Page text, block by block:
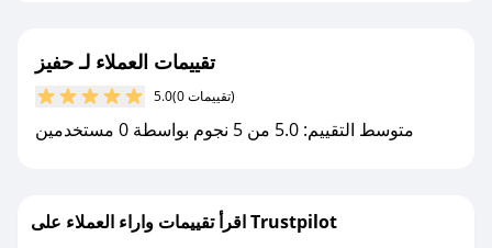
مع صحصح، تسوق بذكاء ووفّر على كل مشترياتك مع
تقييمات العملاء لـ حفيز
5.0 (0 تقييمات)
متوسط التقييم: 5.0 من 5 نجوم بواسطة 0 مستخدمين
اقرأ تقييمات واراء العملاء على Trustpilot